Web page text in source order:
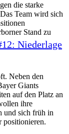
Niederlage
die starke
Team wird sich
Stand zu
Neben den
Giants
auf den Platz an
ihre
und sich früh in
positionieren.